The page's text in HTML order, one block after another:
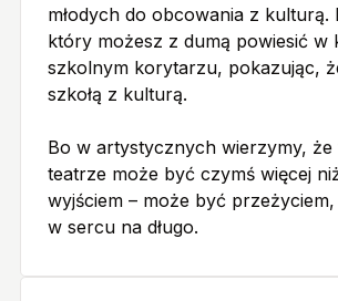
młodych do obcowania z kulturą.
który możesz z dumą powiesić w
szkolnym korytarzu, pokazując,
szkołą z kulturą.
Bo w artystycznych wierzymy, że
teatrze może być czymś więcej
wyjściem – może być
w sercu na długo.